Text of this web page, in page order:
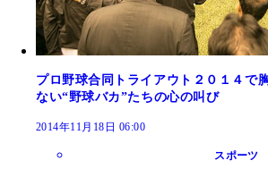
プロ野球合同トライアウト２０１４で
ない“野球バカ”たちの心の叫び
2014年11月18日 06:00
スポーツ